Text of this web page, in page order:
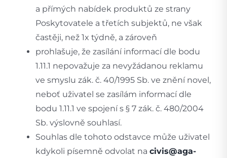
a přímých nabídek produktů ze strany
Poskytovatele a třetích subjektů, ne však
častěji, než 1x týdně, a zároveň
prohlašuje, že zasílání informací dle bodu
1.11.1 nepovažuje za nevyžádanou reklamu
ve smyslu zák. č. 40/1995 Sb. ve znění novel,
neboť uživatel se zasílám informací dle
bodu 1.11.1 ve spojení s § 7 zák. č. 480/2004
Sb. výslovně souhlasí.
Souhlas dle tohoto odstavce může uživatel
kdykoli písemně odvolat na civis@aga-